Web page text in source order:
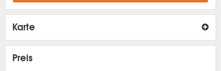
Karte
Preis